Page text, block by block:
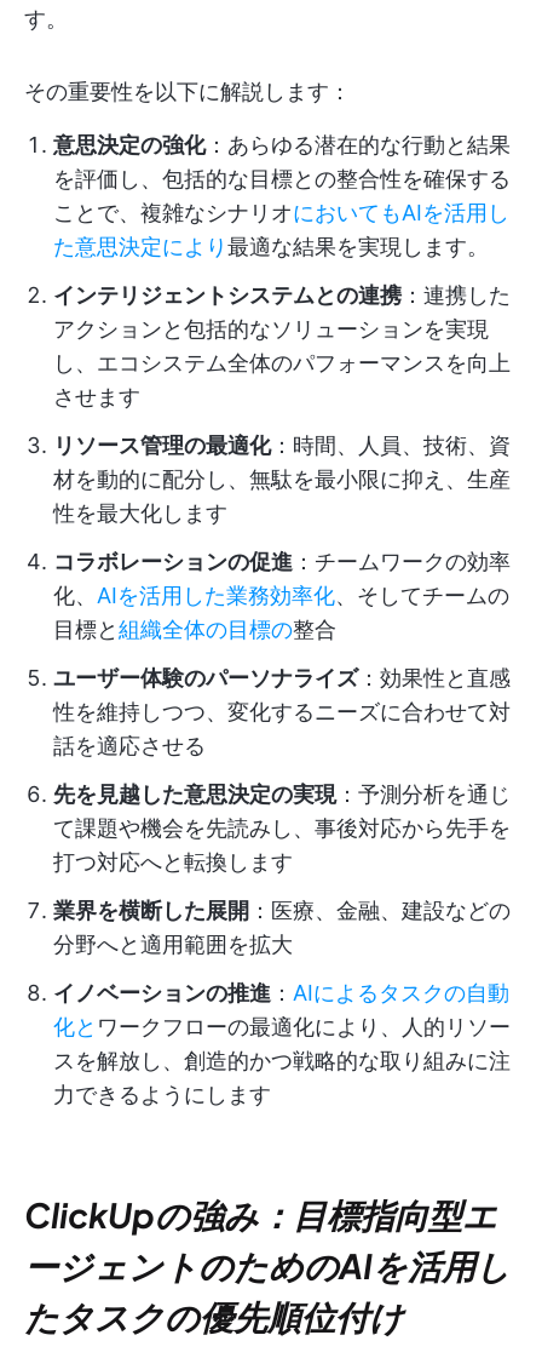
す。
その重要性を以下に解説します：
意思決定の強化：あらゆる潜在的な行動と結果
を評価し、包括的な目標との整合性を確保する
ことで、複雑なシナリオにおいてもAIを活用し
た意思決定により最適な結果を実現します。
インテリジェントシステムとの連携：連携した
アクションと包括的なソリューションを実現
し、エコシステム全体のパフォーマンスを向上
させます
リソース管理の最適化：時間、人員、技術、資
材を動的に配分し、無駄を最小限に抑え、生産
性を最大化します
コラボレーションの促進 ：チームワークの効率
化、 AIを活用した業務効率化、そしてチームの
目標と組織全体の目標の整合
ユーザー体験のパーソナライズ：効果性と直感
性を維持しつつ、変化するニーズに合わせて対
話を適応させる
先を見越した意思決定の実現：予測分析を通じ
て課題や機会を先読みし、事後対応から先手を
打つ対応へと転換します
業界を横断した展開 ：医療、金融、建設などの
分野へと適用範囲を拡大
イノベーションの推進 ： AIによるタスクの自動
化と ワークフローの最適化により、人的リソー
スを解放し、創造的かつ戦略的な取り組みに注
力できるようにします
ClickUpの強み：目標指向型エ
ージェントのためのAIを活用し
たタスクの優先順位付け